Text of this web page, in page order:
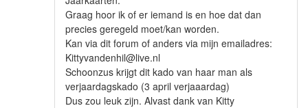
Graag hoor ik of er iemand is en hoe dat dan
precies geregeld moet/kan worden.
Kan via dit forum of anders via mijn emailadres:
Kittyvandenhil@live.nl
Schoonzus krijgt dit kado van haar man als
verjaardagskado (3 april verjaaardag)
Dus zou leuk zijn. Alvast dank van Kitty